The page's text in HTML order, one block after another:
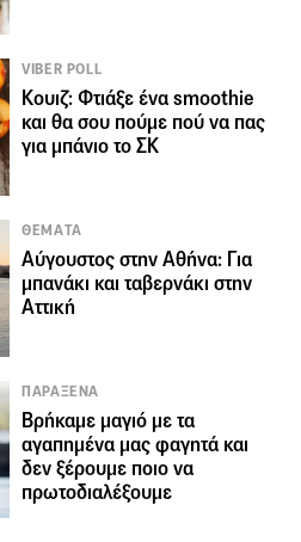
VIBER POLL
Κουιζ: Φτιάξε ένα smoothie
και θα σου πούμε πού να πας
για μπάνιο το ΣΚ
ΘΕΜΑΤΑ
Αύγουστος στην Αθήνα: Για
μπανάκι και ταβερνάκι στην
Αττική
ΠΑΡΑΞΕΝΑ
Βρήκαμε μαγιό με τα
αγαπημένα μας φαγητά και
δεν ξέρουμε ποιο να
πρωτοδιαλέξουμε